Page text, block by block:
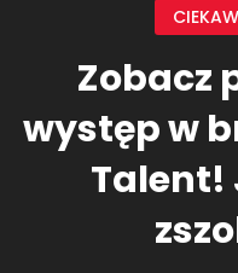
Zobacz
występ w
Talent!